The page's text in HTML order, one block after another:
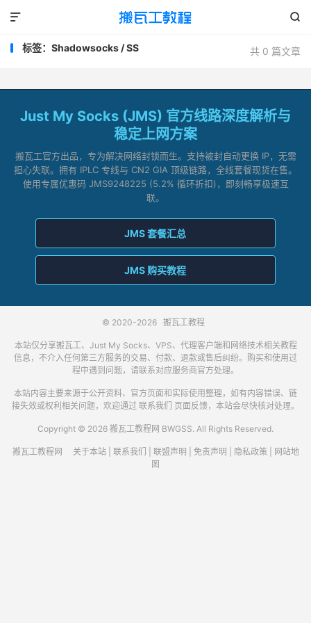


共 0 篇文章
标签：Shadowsocks / SS
Just My Socks (JMS) 官方线路深度解析与
稳定上网方案
搬瓦工官方出品，专为解决网络封锁而生。支持被封自动更换 IP，无需
担心失联。拥有 IPLC 专线与 CN2 GIA 顶级链路，全线套餐现货在售。
使用专属优惠码 JMS9248225 (5.2% 循环折扣)，即刻畅享极速互
联。
JMS 套餐汇总
JMS 购买教程
© 2020-2026 搬瓦工教程
本站仅分享搬瓦工、Just My Socks、VPS、代理客户端和网络技术相关教程
信息，不介入任何第三方服务的交易、付款、退款或售后纠纷。购买和使用过
程中遇到问题，请联系对应服务商官方处理。
本站内容主要来源于公开资料、官方页面和实际使用整理，如有内容错误、链
接失效或权利相关问题，欢迎通过 联系我们 页面反馈，本站会尽快核对处理。
Copyright © 2026 搬瓦工教程网 BWGSS. All Rights Reserved.
搬瓦工教程网 关于本站| 联系我们 联盟声明 免责声明 隐私政策
网站地
图